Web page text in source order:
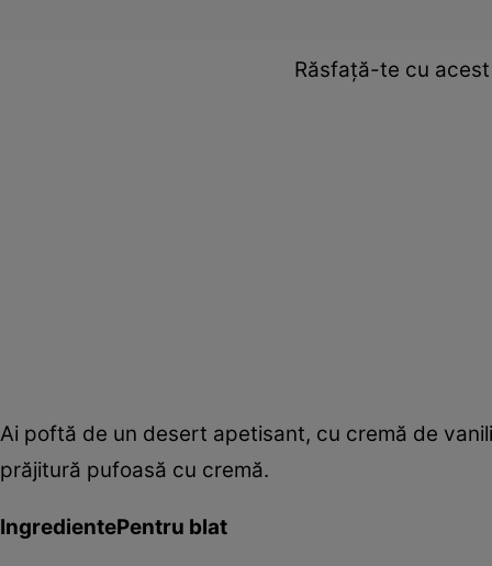
Răsfaţă-te cu
Ai poftă de un desert apetisant, cu cremă de
prăjitură pufoasă cu cremă.
IngredientePentru blat